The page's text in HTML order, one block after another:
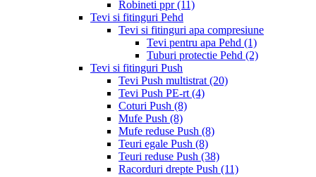
Robineti ppr(11)
Tevi si fitinguri Pehd
Tevi si fitinguri apa compresiune
Tevi pentru apa Pehd (1)
Tuburi protectie Pehd (2)
Tevi si fitinguri Push
Tevi Push multistrat (20)
Tevi Push PE-rt (4)
Coturi Push (8)
Mufe Push (8)
Mufe reduse Push (8)
Teuri egale Push (8)
Teuri reduse Push (38)
Racorduri drepte Push (11)